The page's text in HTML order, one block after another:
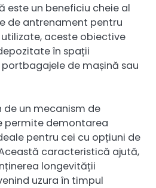
este un beneficiu cheie al
de antrenament pentru
aceste obiective
în spații
de mașină sau
de un mecanism de
permite demontarea
pentru cei cu opțiuni de
caracteristică ajută,
longevității
uzura în timpul